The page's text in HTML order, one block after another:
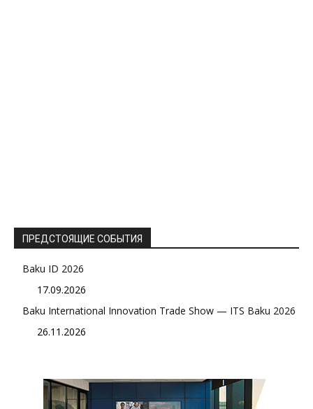
ПРЕДСТОЯЩИЕ СОБЫТИЯ
Baku ID 2026
17.09.2026
Baku International Innovation Trade Show — ITS Baku 2026
26.11.2026